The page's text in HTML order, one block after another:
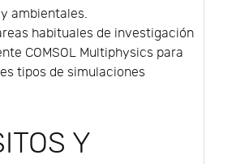
ambientales.
habituales de investigación
COMSOL Multiphysics para
tipos de simulaciones
Y